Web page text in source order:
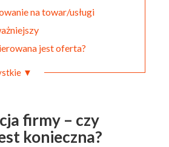
na towar/usługi
jest oferta?
▼
firmy – czy
konieczna?